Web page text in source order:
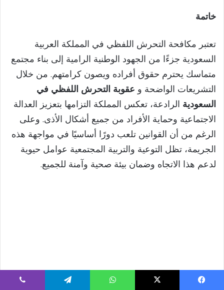
خاتمة
تعتبر مكافحة التحرش اللفظي في المملكة العربية
السعودية جزءًا من الجهود الوطنية الرامية إلى بناء مجتمع
متماسك يحترم حقوق أفراده ويصون كرامتهم. من خلال
التشريعات الواضحة و عقوبة التحرش اللفظي في
السعودية الرادعة، تعكس المملكة التزامها بتعزيز العدالة
الاجتماعية وحماية الأفراد من جميع أشكال الأذى. وعلى
الرغم من أن القوانين تلعب دورًا أساسيًا في مواجهة هذه
الجريمة، تظل التوعية والتربية المجتمعية عوامل حيوية
لدعم هذا الاتجاه وضمان بيئة صحية وآمنة للجميع.